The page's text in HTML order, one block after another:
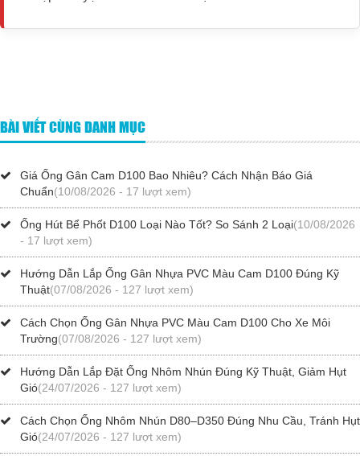
BÀI VIẾT CÙNG DANH MỤC
Giá Ống Gân Cam D100 Bao Nhiêu? Cách Nhận Báo Giá
Chuẩn(10/08/2026 - 17 lượt xem)
Ống Hút Bể Phốt D100 Loại Nào Tốt? So Sánh 2 Loại(10/08/2026
- 17 lượt xem)
Hướng Dẫn Lắp Ống Gân Nhựa PVC Màu Cam D100 Đúng Kỹ
Thuật(07/08/2026 - 127 lượt xem)
Cách Chọn Ống Gân Nhựa PVC Màu Cam D100 Cho Xe Môi
Trường(07/08/2026 - 127 lượt xem)
Hướng Dẫn Lắp Đặt Ống Nhôm Nhún Đúng Kỹ Thuật, Giảm Hụt
Gió(24/07/2026 - 127 lượt xem)
Cách Chọn Ống Nhôm Nhún D80–D350 Đúng Nhu Cầu, Tránh Hụt
Gió(24/07/2026 - 127 lượt xem)